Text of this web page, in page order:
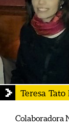
Teresa Tato
Colaboradora